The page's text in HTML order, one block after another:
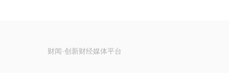
财闻·创新财经媒体平台